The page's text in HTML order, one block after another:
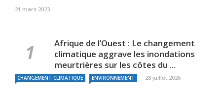
21 mars 2023
Afrique de l’Ouest : Le changement
climatique aggrave les inondations
meurtrières sur les côtes du ...
CHANGEMENT CLIMATIQUE ENVIRONNEMENT 28 juillet 2026